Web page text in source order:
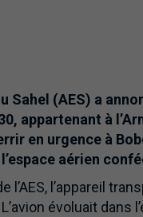
Sahel (AES) a
appartenant à
en urgence à
aérien
l’AES, l’appareil
évoluait dans